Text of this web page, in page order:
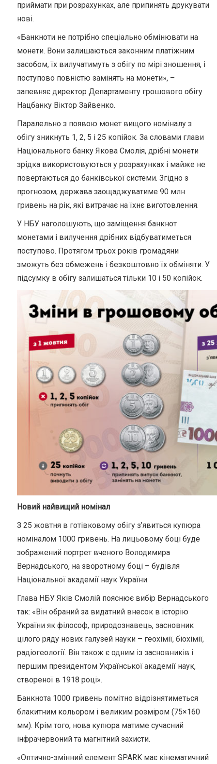
приймати при розрахунках, але припинять друкувати
нові.
«Банкноти не потрібно спеціально обмінювати на
монети. Вони залишаються законним платіжним
засобом, їх вилучатимуть з обігу по мірі зношення, і
поступово повністю замінять на монети», –
запевняє директор Департаменту грошового обігу
Нацбанку Віктор Зайвенко.
Паралельно з появою монет вищого номіналу з
обігу зникнуть 1, 2, 5 і 25 копійок. За словами глави
Національного банку Якова Смолія, дрібні монети
зрідка використовуються у розрахунках і майже не
повертаються до банківської системи. Згідно з
прогнозом, держава заощаджуватиме 90 млн
гривень на рік, які витрачає на їхнє виготовлення.
У НБУ наголошують, що заміщення банкнот
монетами і вилучення дрібних відбуватиметься
поступово. Протягом трьох років громадяни
зможуть без обмежень і безкоштовно їх обміняти. У
підсумку в обігу залишаться тільки 10 і 50 копійок.
Новий найвищий номінал
З 25 жовтня в готівковому обігу з’явиться купюра
номіналом 1000 гривень. На лицьовому боці буде
зображений портрет вченого Володимира
Вернадського, на зворотному боці – будівля
Національної академії наук України.
Глава НБУ Яків Смолій пояснює вибір Вернадського
так: «Він обраний за видатний внесок в історію
України як філософ, природознавець, засновник
цілого ряду нових галузей науки – геохімії, біохімії,
радіогеології. Він також є одним із засновників і
першим президентом Української академії наук,
створеної в 1918 році».
Банкнота 1000 гривень помітно відрізнятиметься
блакитним кольором і великим розміром (75×160
мм). Крім того, нова купюра матиме сучасний
інфрачервоний та магнітний захисти.
«Оптично-змінний елемент SPARK має кінематичний